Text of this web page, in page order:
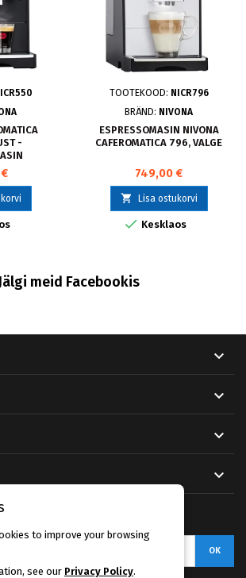
-
TOOTEKOOD: NICR796
BRÄND: NIVONA
ESPRESSOMASIN NIVONA
CAFEROMATICA 796, VALGE
749,00 €
 Lisa ostukorvi
 Kesklaos
meid Facebookis




to improve your browsing
see our Privacy Policy.